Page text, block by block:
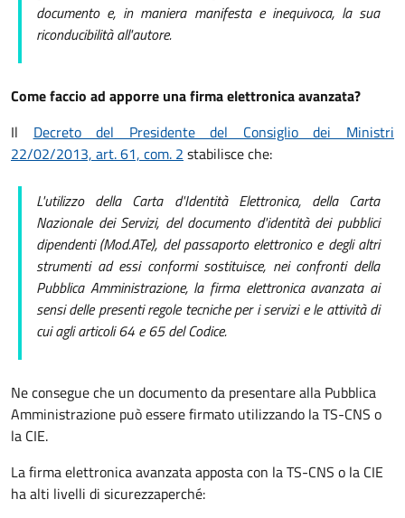
documento e, in maniera manifesta e inequivoca, la sua
riconducibilità all'autore.
Come faccio ad apporre una firma elettronica avanzata?
Il Decreto del Presidente del Consiglio dei Ministri
22/02/2013, art. 61, com. 2 stabilisce che:
L'utilizzo della Carta d'Identità Elettronica, della Carta
Nazionale dei Servizi, del documento d'identità dei pubblici
dipendenti (Mod.ATe), del passaporto elettronico e degli altri
strumenti ad essi conformi sostituisce, nei confronti della
Pubblica Amministrazione, la firma elettronica avanzata ai
sensi delle presenti regole tecniche per i servizi e le attività di
cui agli articoli 64 e 65 del Codice.
Ne consegue che un documento da presentare alla Pubblica
Amministrazione può essere firmato utilizzando la TS-CNS o
la CIE.
La firma elettronica avanzata apposta con la TS-CNS o la CIE
ha alti livelli di sicurezzaperché: